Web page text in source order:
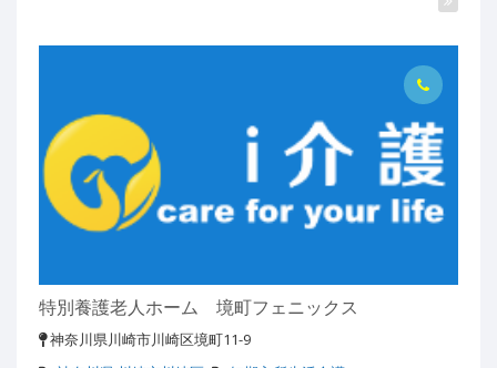
特別養護老人ホーム 境町フェニックス
神奈川県川崎市川崎区境町11-9